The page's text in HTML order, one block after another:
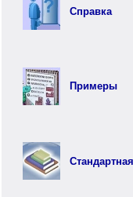
Синтаксис
Практика
Перфо -
Справка
Встроенные
Терминология
Примеры
Примеры по
Примеры по